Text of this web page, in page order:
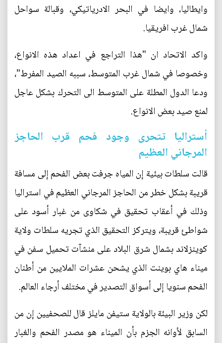
وايطاليا، وايضا في البحر الادرياتيكي، وقبالة سواحل
شمال غرب افريقيا.
واكد الاتحاد ان "هذا التراجع في اعداد هذه الانواع،
وخصوصا في شمال غرب المتوسط، سببه الصيد المفرط"،
ودعا الدول المطلة على المتوسط الى التحرك بشكل عاجل
لمنع صيد بعض الانواع.
أستراليا تتحرى وجود فحم قرب الحاجز
المرجاني العظيم
قالت سلطات بيئية إن المياه جرفت بعض الفحم إلى مسافة
قريبة بشكل خطر من الحاجز المرجاني العظيم في استراليا
وذلك في أعقاب تحقيق في شكاوى من غبار أسود على
شواطئ قريبة، ويتركز التحقيق الذي تجريه سلطات ولاية
كوينزلاند بشمال شرق البلاد على منشآت تحميل سفن في
ميناء هاي بوينت الذي يشحن عشرات الملايين من أطنان
الفحم سنويا إلى أسواق التصدير في مختلف أرجاء العالم.
لكن وزير البيئة بالولاية ستيفن مايلز قال للصحفيين إن من
السابق لأوانه الجزم بأن الميناء هو مصدر الفحم والغبار